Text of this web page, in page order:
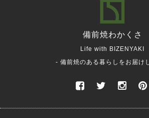
備前焼わかくさ
Life with BIZENYAKI
- 備前焼のある暮らしをお届け